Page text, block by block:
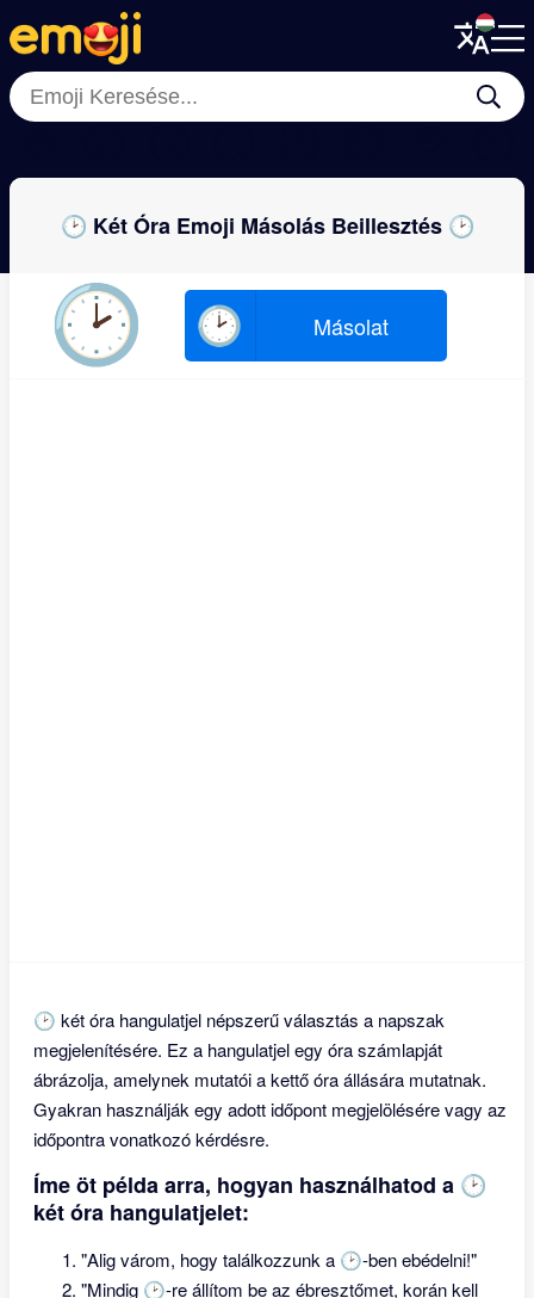
Menu
Close
Menu
Close
🕑 Két Óra Emoji Másolás Beillesztés 🕑
🕑 🕑 Másolat
🕑 két óra hangulatjel népszerű választás a napszak
megjelenítésére. Ez a hangulatjel egy óra számlapját
ábrázolja, amelynek mutatói a kettő óra állására mutatnak.
Gyakran használják egy adott időpont megjelölésére vagy az
időpontra vonatkozó kérdésre.
Íme öt példa arra, hogyan használhatod a 🕑
két óra hangulatjelet:
"Alig várom, hogy találkozzunk a 🕑-ben ebédelni!"
"Mindig 🕑-re állítom be az ébresztőmet, korán kell